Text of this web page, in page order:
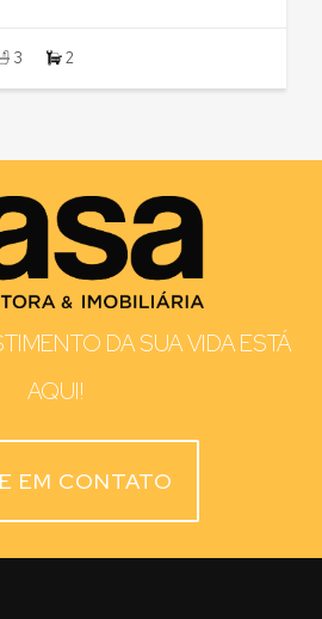
3 2
DA SUA VIDA ESTÁ
AQUI!
EM CONTATO